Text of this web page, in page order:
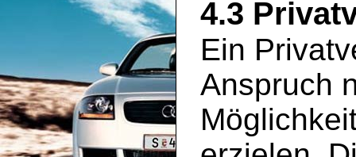
4.3
Ein
Anspruch